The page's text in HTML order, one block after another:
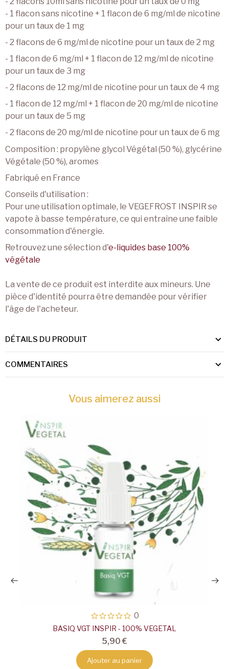
- 1 flacon sans nicotine + 1 flacon de 6 mg/ml de nicotine
pour un taux de 1 mg
- 2 flacons de 6 mg/ml de nicotine pour un taux de 2 mg
- 1 flacon de 6 mg/ml + 1 flacon de 12 mg/ml de nicotine
pour un taux de 3 mg
- 2 flacons de 12 mg/ml de nicotine pour un taux de 4 mg
- 1 flacon de 12 mg/ml + 1 flacon de 20 mg/ml de nicotine
pour un taux de 5 mg
- 2 flacons de 20 mg/ml de nicotine pour un taux de 6 mg
Composition : propylène glycol Végétal (50 %), glycérine
Végétale (50 %), aromes
Fabriqué en France
Conseils d'utilisation :
Pour une utilisation optimale, le VEGEFROST INSPIR se
vapote à basse température, ce qui entraîne une faible
consommation d'énergie.
Retrouvez une sélection d'e-liquides base 100%
végétale
La vente de ce produit est interdite aux mineurs. Une
pièce d'identité pourra être demandée pour vérifier
l'âge de l'acheteur.
DÉTAILS DU PRODUIT
COMMENTAIRES
Vous aimerez aussi
0
BASIQ VGT INSPIR - 100% VEGETAL
5,90 €
Ajouter au panier